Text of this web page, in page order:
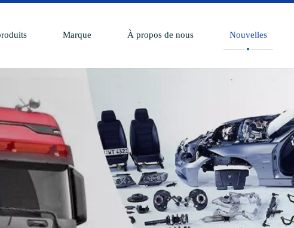
Marque À propos de nous Nouvelles